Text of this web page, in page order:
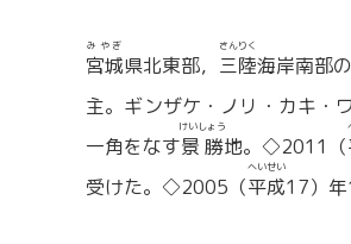
宮城
みやぎ
県北東部， 三陸
さんりく
海岸南部の
主。ギンザケ・ノリ・カキ・
一角をなす景勝
けいしょう
地。◇2011（
受けた。◇2005（平成
へいせい
17）年